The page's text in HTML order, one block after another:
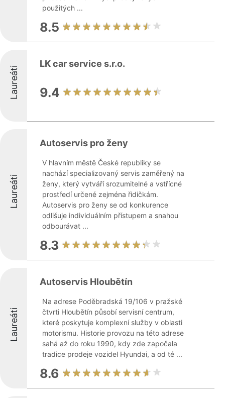
použitých ...
8.5
Laureáti
LK car service s.r.o.
9.4
Laureáti
Autoservis pro ženy
V hlavním městě České republiky se
nachází specializovaný servis zaměřený na
ženy, který vytváří srozumitelné a vstřícné
prostředí určené zejména řidičkám.
Autoservis pro ženy se od konkurence
odlišuje individuálním přístupem a snahou
odbourávat ...
8.3
Laureáti
Autoservis Hloubětín
Na adrese Poděbradská 19/106 v pražské
čtvrti Hloubětín působí servisní centrum,
které poskytuje komplexní služby v oblasti
motorismu. Historie provozu na této adrese
sahá až do roku 1990, kdy zde započala
tradice prodeje vozidel Hyundai, a od té ...
8.6